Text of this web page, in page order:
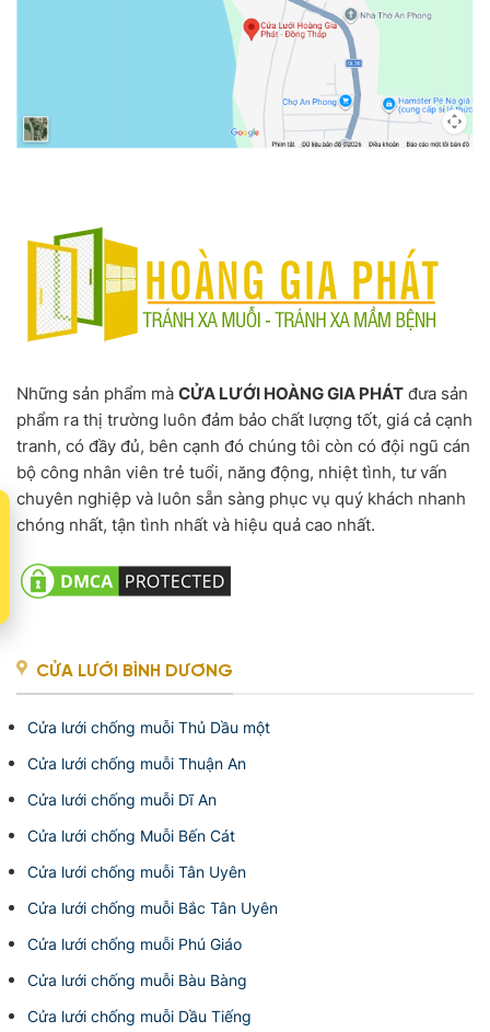
Những sản phẩm mà CỬA LƯỚI HOÀNG GIA PHÁT đưa sản
phẩm ra thị trường luôn đảm bảo chất lượng tốt, giá cả cạnh
tranh, có đầy đủ, bên cạnh đó chúng tôi còn có đội ngũ cán
bộ công nhân viên trẻ tuổi, năng động, nhiệt tình, tư vấn
chuyên nghiệp và luôn sẵn sàng phục vụ quý khách nhanh
chóng nhất, tận tình nhất và hiệu quả cao nhất.
CỬA LƯỚI BÌNH DƯƠNG
Cửa lưới chống muỗi Thủ Dầu một
Cửa lưới chống muỗi Thuận An
Cửa lưới chống muỗi Dĩ An
Cửa lưới chống Muỗi Bến Cát
Cửa lưới chống muỗi Tân Uyên
Cửa lưới chống muỗi Bắc Tân Uyên
Cửa lưới chống muỗi Phú Giáo
Cửa lưới chống muỗi Bàu Bàng
Cửa lưới chống muỗi Dầu Tiếng